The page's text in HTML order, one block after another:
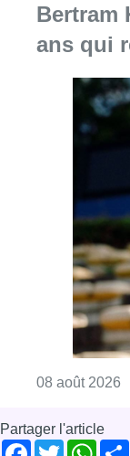
Bertram
ans qui
08 août 2026
Partager l'article
Facebook
Twitter